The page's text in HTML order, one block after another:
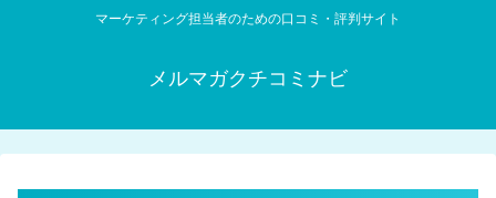
マーケティング担当者のための口コミ・評判サイト
メルマガクチコミナビ